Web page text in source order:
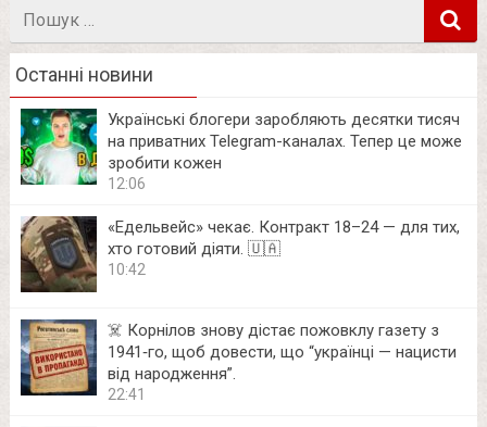
Останні новини
Українські блогери заробляють десятки тисяч
на приватних Telegram-каналах. Тепер це може
зробити кожен
12:06
«Едельвейс» чекає. Контракт 18–24 — для тих,
хто готовий діяти. 🇺🇦
10:42
☠️ Корнілов знову дістає пожовклу газету з
1941‑го, щоб довести, що “українці — нацисти
від народження”.
22:41